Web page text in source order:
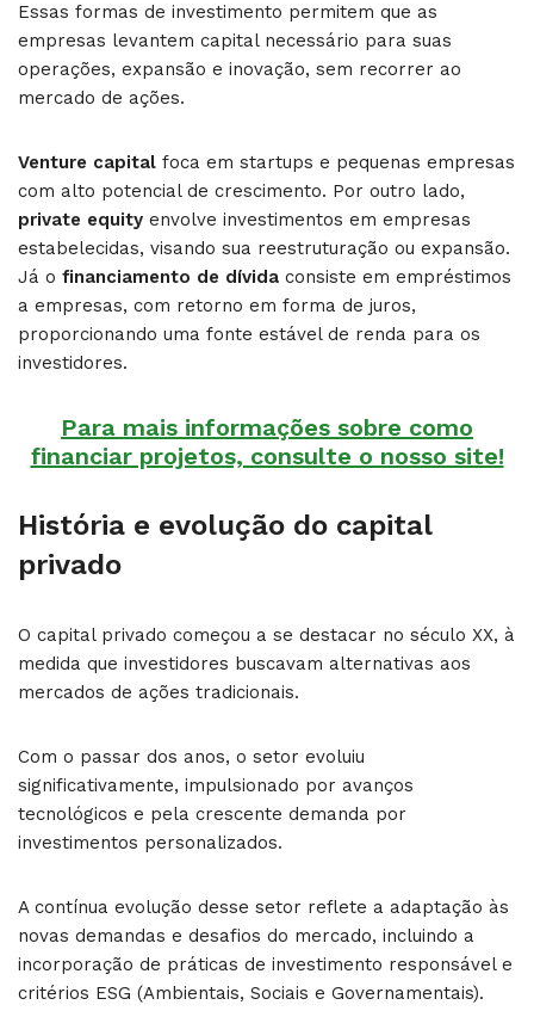
Essas formas de investimento permitem que as
empresas levantem capital necessário para suas
operações, expansão e inovação, sem recorrer ao
mercado de ações.
Venture capital foca em startups e pequenas empresas
com alto potencial de crescimento. Por outro lado,
private equity envolve investimentos em empresas
estabelecidas, visando sua reestruturação ou expansão.
Já o financiamento de dívida consiste em empréstimos
a empresas, com retorno em forma de juros,
proporcionando uma fonte estável de renda para os
investidores.
Para mais informações sobre como
financiar projetos, consulte o nosso site!
História e evolução do capital
privado
O capital privado começou a se destacar no século XX, à
medida que investidores buscavam alternativas aos
mercados de ações tradicionais.
Com o passar dos anos, o setor evoluiu
significativamente, impulsionado por avanços
tecnológicos e pela crescente demanda por
investimentos personalizados.
A contínua evolução desse setor reflete a adaptação às
novas demandas e desafios do mercado, incluindo a
incorporação de práticas de investimento responsável e
critérios ESG (Ambientais, Sociais e Governamentais).